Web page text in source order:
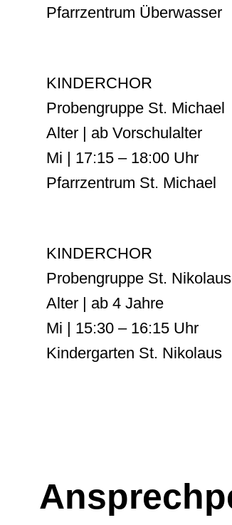
Pfarrzentrum Überwasser
KINDERCHOR
Probengruppe St. Michael
Alter | ab Vorschulalter
Mi | 17:15 – 18:00 Uhr
Pfarrzentrum St. Michael
KINDERCHOR
Probengruppe St.
Alter | ab 4 Jahre
Mi | 15:30 – 16:15 Uhr
Kindergarten St. Nikolaus